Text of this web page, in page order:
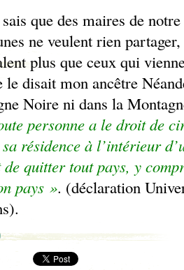
que des maires de
ne veulent rien
plus que ceux qui
le disait mon ancêtre
Noire ni dans la
personne a le droit de
résidence à l’intérieur
quitter tout pays, y
pays ». (déclaration